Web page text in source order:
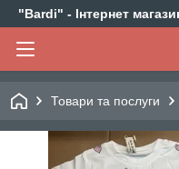
"Bardi" - Інтернет
Товари та послуги